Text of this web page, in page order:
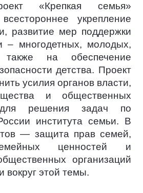
«Крепкая семья»
укрепление
развитие мер поддержки
– многодетных, молодых,
на обеспечение
детства. Проект
усилия органов власти,
и общественных
для решения задач по
института семьи. В
— защита прав семей,
ценностей и
организаций
вокруг этой темы.